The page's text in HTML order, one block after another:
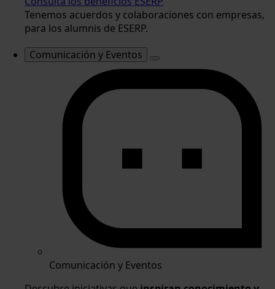
Tenemos acuerdos y colaboraciones con empresas,
para los alumnis de ESERP.
Comunicación y Eventos
Comunicación y Eventos